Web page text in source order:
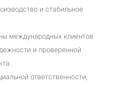
и стабильное
международных клиентов
и проверенной
ответственности,